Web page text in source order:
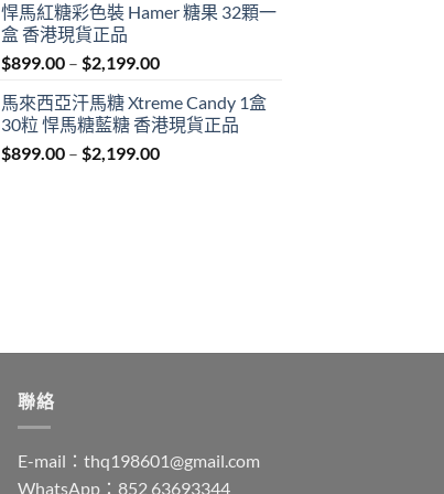
$759.00
$1,939.00
悍馬紅糖彩色裝 Hamer 糖果 32顆一
盒 香港現貨正品
$899.00 – $2,199.00Price
$899.00
through
$2,199.00
馬來西亞汗馬糖 Xtreme Candy 1盒
30粒 悍馬糖藍糖 香港現貨正品
$899.00 – $2,199.00Price
聯絡
E-mail： thq198601@gmail.com
WhatsApp：852 63693344